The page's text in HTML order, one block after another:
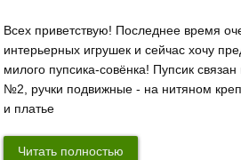
Всех приветствую! Последнее время
интерьерных игрушек и сейчас хочу
милого пупсика-совёнка! Пупсик
№2, ручки подвижные - на нитяном
и платье
Читать полностью